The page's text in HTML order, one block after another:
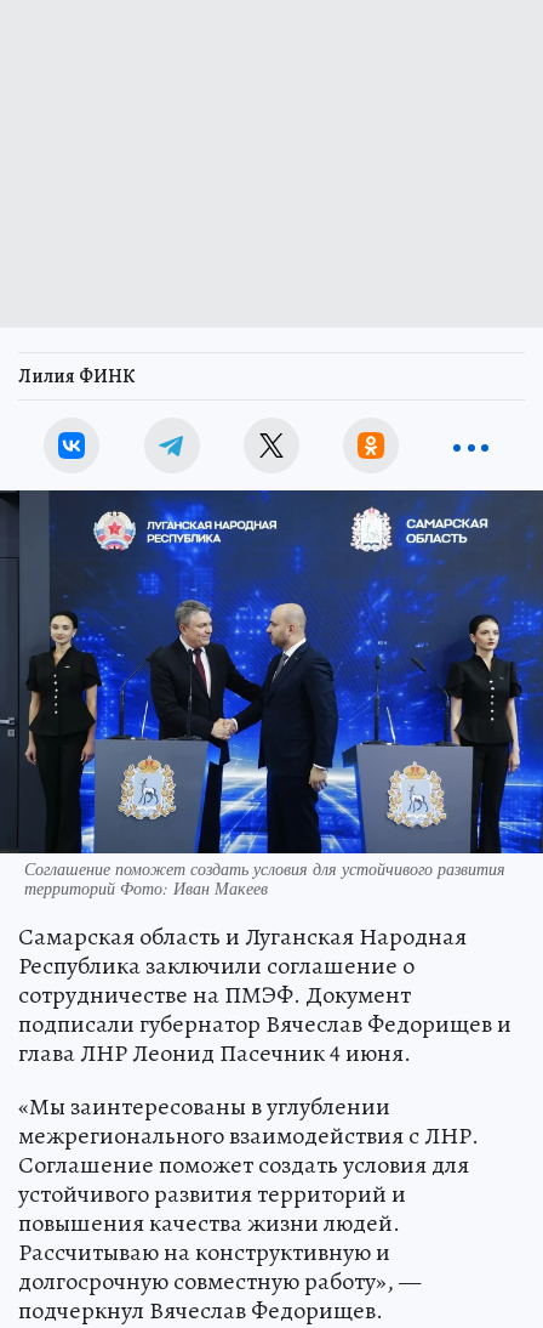
Лилия ФИНК
Соглашение поможет создать условия для устойчивого развития
территорий Фото: Иван Макеев
Самарская область и Луганская Народная
Республика заключили соглашение о
сотрудничестве на ПМЭФ. Документ
подписали губернатор Вячеслав Федорищев и
глава ЛНР Леонид Пасечник 4 июня.
«Мы заинтересованы в углублении
межрегионального взаимодействия с ЛНР.
Соглашение поможет создать условия для
устойчивого развития территорий и
повышения качества жизни людей.
Рассчитываю на конструктивную и
долгосрочную совместную работу», —
подчеркнул Вячеслав Федорищев.